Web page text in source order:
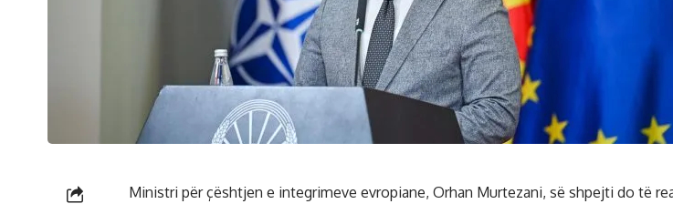
Ministri për çështjen e integrimeve evropiane, Orhan Murtezani, së shpejti do të